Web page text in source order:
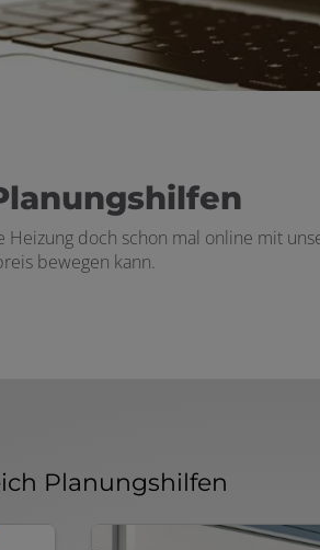
doch schon mal online mit
bewegen kann.
Planungshilfen